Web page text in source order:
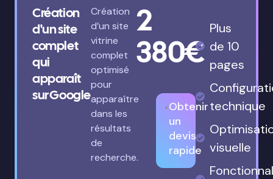
Création
d'un site
complet
qui
apparaît
sur Google
Création
d’un site
vitrine
complet
optimisé
pour
apparaître
dans les
résultats
de
recherche.
2
380€
Obtenir
un
devis
rapide
Plus
de 10
pages
technique
visuelle